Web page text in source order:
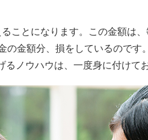
ことになります。この金額は
金額分、損をしているのです。
ノウハウは、一度身に付けて